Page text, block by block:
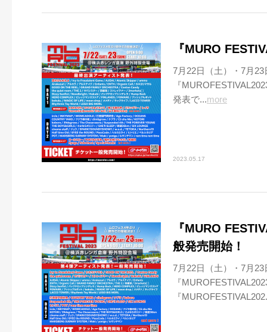
『MURO
7月22日（土）・7月
『
発表で...more
2023.05.17
『MURO
般発売開始！
7月22日（土）・7月
『
『